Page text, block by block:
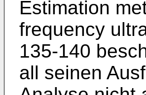
Estimation
frequency
135-140
all seinen